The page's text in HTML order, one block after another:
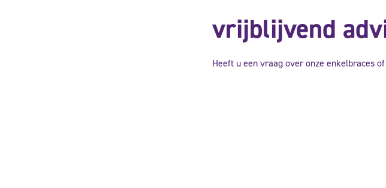
vrijblijvend
Heeft u een vraag over onze enkelbraces